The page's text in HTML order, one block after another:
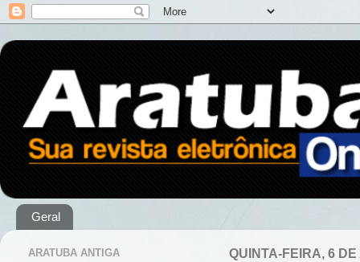
Geral
QUINTA-FEIRA, 6
ARATUBA ANTIGA